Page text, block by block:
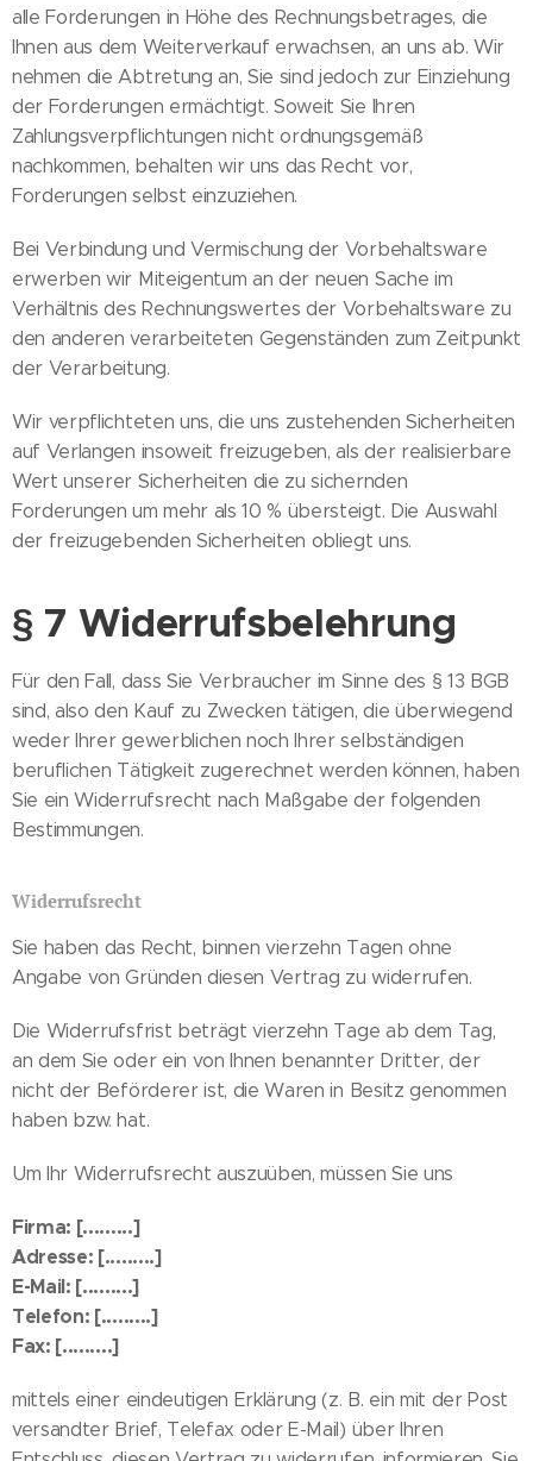
alle Forderungen in Höhe des Rechnungsbetrages, die
Ihnen aus dem Weiterverkauf erwachsen, an uns ab. Wir
nehmen die Abtretung an, Sie sind jedoch zur Einziehung
der Forderungen ermächtigt. Soweit Sie Ihren
Zahlungsverpflichtungen nicht ordnungsgemäß
nachkommen, behalten wir uns das Recht vor,
Forderungen selbst einzuziehen.
Bei Verbindung und Vermischung der Vorbehaltsware
erwerben wir Miteigentum an der neuen Sache im
Verhältnis des Rechnungswertes der Vorbehaltsware zu
den anderen verarbeiteten Gegenständen zum Zeitpunkt
der Verarbeitung.
Wir verpflichteten uns, die uns zustehenden Sicherheiten
auf Verlangen insoweit freizugeben, als der realisierbare
Wert unserer Sicherheiten die zu sichernden
Forderungen um mehr als 10 % übersteigt. Die Auswahl
der freizugebenden Sicherheiten obliegt uns.
§ 7 Widerrufsbelehrung
Für den Fall, dass Sie Verbraucher im Sinne des § 13 BGB
sind, also den Kauf zu Zwecken tätigen, die überwiegend
weder Ihrer gewerblichen noch Ihrer selbständigen
beruflichen Tätigkeit zugerechnet werden können, haben
Sie ein Widerrufsrecht nach Maßgabe der folgenden
Bestimmungen.
Widerrufsrecht
Sie haben das Recht, binnen vierzehn Tagen ohne
Angabe von Gründen diesen Vertrag zu widerrufen.
Die Widerrufsfrist beträgt vierzehn Tage ab dem Tag,
an dem Sie oder ein von Ihnen benannter Dritter, der
nicht der Beförderer ist, die Waren in Besitz genommen
haben bzw. hat.
Um Ihr Widerrufsrecht auszuüben, müssen Sie uns
Firma: [.........]
Adresse: [.........]
E-Mail: [.........]
Telefon: [.........]
Fax: [.........]
mittels einer eindeutigen Erklärung (z. B. ein mit der Post
versandter Brief, Telefax oder E-Mail) über Ihren